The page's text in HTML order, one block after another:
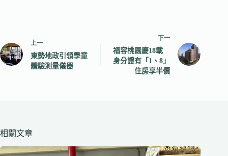
上一
東勢地政引領學童
體驗測量儀器
下一
福容桃園慶18載
身分證有「1、8」
住房享半價
相關文章